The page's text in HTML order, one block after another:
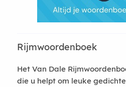
Rijmwoordenboek
Het Van Dale
die u helpt om leuke